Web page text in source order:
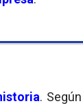
.